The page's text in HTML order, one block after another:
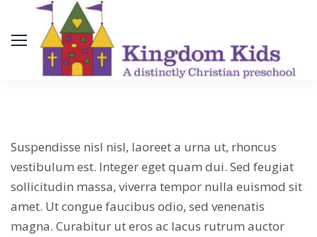
Suspendisse nisl nisl, laoreet a urna ut, rhoncus
vestibulum est. Integer eget quam dui. Sed feugiat
sollicitudin massa, viverra tempor nulla euismod sit
amet. Ut congue faucibus odio, sed venenatis
magna. Curabitur ut eros ac lacus rutrum auctor